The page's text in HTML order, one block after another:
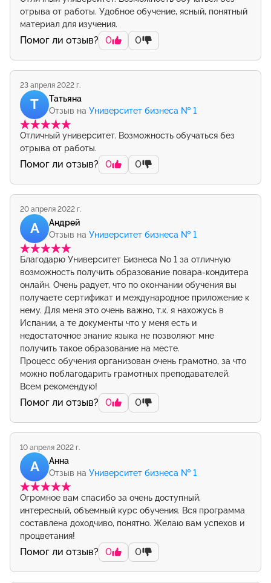
отрыва от работы. Удобное обучение, ясный, понятный
материал для изучения.
Помог ли отзыв? 0 0
Т
Татьяна
Отзыв на Университет бизнеса № 1
23 апреля 2022 г.
Отличный университет. Возможность обучаться без
отрыва от работы.
Помог ли отзыв? 0 0
А
Андрей
Отзыв на Университет бизнеса № 1
20 апреля 2022 г.
Благодарю Университет Бизнеса No 1 за отличную
возможность получить образование повара-кондитера
онлайн. Очень радует, что по окончании обучения вы
получаете сертификат и международное приложение к
нему. Для меня это очень важно, т.к. я нахожусь в
Испании, а те документы что у меня есть и
недостаточное знание языка не позволяют мне
получить такое образование на месте.
Процесс обучения организован очень грамотно, за что
можно поблагодарить грамотных преподавателей.
Всем рекомендую!
Помог ли отзыв? 0 0
А
Анна
Отзыв на Университет бизнеса № 1
10 апреля 2022 г.
Огромное вам спасибо за очень доступный,
интересный, объемный курс обучения. Вся программа
составлена доходчиво, понятно. Желаю вам успехов и
процветания!
Помог ли отзыв? 0 0